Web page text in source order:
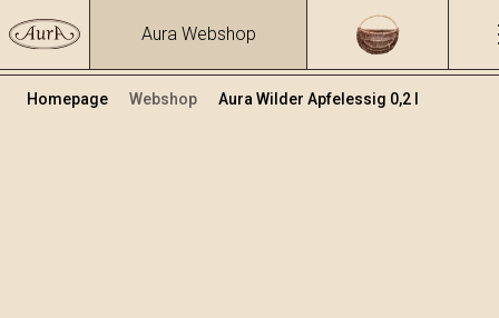
Aura Webshop
Homepage Webshop Aura Wilder Apfelessig 0,2 l